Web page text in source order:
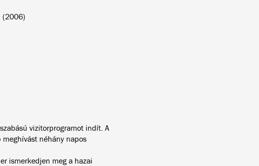
(2006)
vizitorprogramot indít. A
néhány napos
ismerkedjen meg a hazai